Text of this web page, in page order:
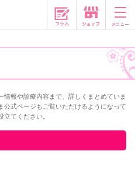
コラム
報や診療内容まで、詳しくまとめていま
式ページもご覧いただけるようになって
てください。